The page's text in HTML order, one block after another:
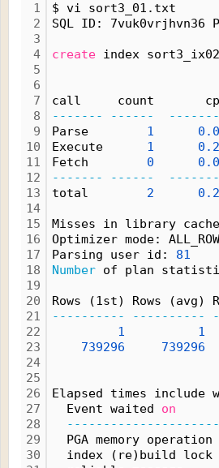
1
2
3
4
5
6
7
8
9
10
11
12
13
14
15
16
17
18
19
20
21
22
23
24
25
26
27
28
29
30
$ vi sort3_01.txt
SQL ID: 7vuk0vrjhvn36
create index sort3_ix02
call     count
-------
------
Parse 1
Execute 1
Fetch 0
-------
------
total 2
Misses in library
Optimizer mode:
Parsing user id: 81
Number of plan
Rows (1st) Rows (avg)
----------
----------
1
1
739296
739296
Elapsed times include
Event waited on
PGA
index (re)build